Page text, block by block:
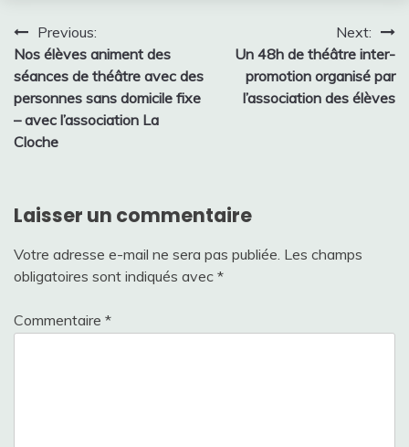
Navigation
de
l’article
Previous:
Nos élèves animent des
séances de théâtre avec des
personnes sans domicile fixe
– avec l’association La
Cloche
Next:
Un 48h de théâtre inter-
promotion organisé par
l’association des élèves
Laisser un commentaire
Votre adresse e-mail ne sera pas publiée. Les champs
obligatoires sont indiqués avec *
Commentaire *